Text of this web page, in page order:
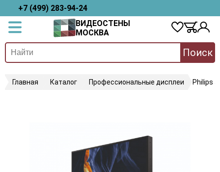
+7 (499) 283-94-24
ВИДЕОСТЕНЫ
МОСКВА
Поиск
Главная Каталог Профессиональные дисплеи Philips